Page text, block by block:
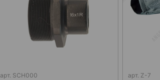
арт. SCH000 арт. Z-7